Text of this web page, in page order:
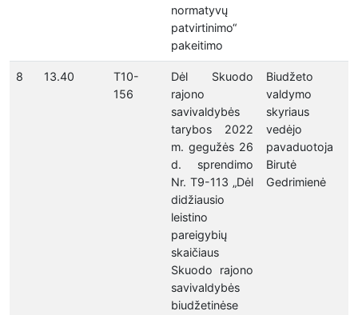
normatyvų
patvirtinimo“
pakeitimo
8 13.40
T10-
156
Dėl Skuodo
rajono
savivaldybės
tarybos 2022
m. gegužės 26
d. sprendimo
Nr. T9-113 „Dėl
didžiausio
leistino
pareigybių
skaičiaus
Skuodo rajono
savivaldybės
biudžetinėse
Biudžeto
valdymo
skyriaus
vedėjo
pavaduotoja
Birutė
Gedrimienė